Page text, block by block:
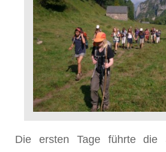
Die ersten Tage führte die